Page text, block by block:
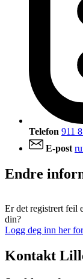
Telefon 911
E-post
Endre
Er det registrert feil
din?
Logg deg inn her
Kontakt